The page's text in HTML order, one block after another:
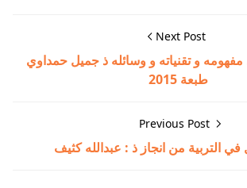
Next Post
مفهومه و تقنياته و وسائله ذ جميل حمداوي
طبعة 2015
Previous Post
التربية من انجاز ذ : عبدالله كثيف